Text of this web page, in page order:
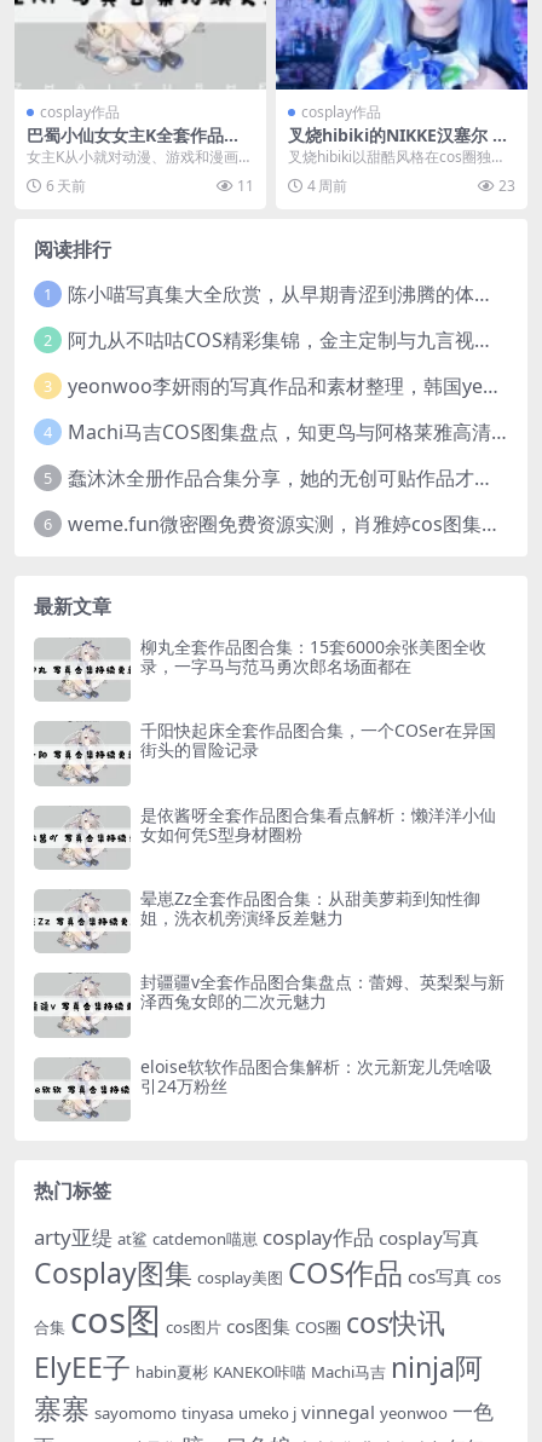
cosplay作品
巴蜀小仙女女主K全套作品图
合集：可爱与诱惑并存的COS
女神
女主K从小就对动漫、游戏和漫画有
浓厚的兴趣，很早就开始尝试COSP
LAY，通过化...
6 天前 11
cosplay作品
叉烧hibiki的NIKKE汉塞尔 甜
酷反差与暗黑还原的视觉实验
叉烧hibiki以甜酷风格在cos圈独树
一帜，她的NIKKE汉塞尔作品通过1
14...4 周前 23
阅读排行
1 陈小喵写真集大全欣赏，从早期青涩到沸腾的体温作品全记录
2 阿九从不咕咕COS精彩集锦，金主定制与九言视频分享
3 yeonwoo李妍雨的写真作品和素材整理，韩国yeonwoo牛奶胶卷完整版欣赏
4 Machi马吉COS图集盘点，知更鸟与阿格莱雅高清图包欣赏
5 蠢沐沐全册作品合集分享，她的无创可贴作品才是网友们的超爱
6 weme.fun微密圈免费资源实测，肖雅婷cos图集完整浏览体验
最新文章
柳丸全套作品图合集：15套6000余张美图全收
录，一字马与范马勇次郎名场面都在
千阳快起床全套作品图合集，一个COSer在异国
街头的冒险记录
是依酱呀全套作品图合集看点解析：懒洋洋小仙
女如何凭S型身材圈粉
晕崽Zz全套作品图合集：从甜美萝莉到知性御
姐，洗衣机旁演绎反差魅力
封疆疆v全套作品图合集盘点：蕾姆、英梨梨与新
泽西兔女郎的二次元魅力
eloise软软作品图合集解析：次元新宠儿凭啥吸
引24万粉丝
热门标签
arty亚缇 at鲨 catdemon喵崽 cosplay作品 cosplay写真
Cosplay图集 cosplay美图 COS作品 cos写真 cos
合集 cos图 cos图片 cos图集 COS圈 cos快讯
ElyEE子 habin夏彬 KANEKO咔喵 Machi马吉 ninja阿
寨寨 sayomomo tinyasa umeko j vinnegal yeonwoo 一色